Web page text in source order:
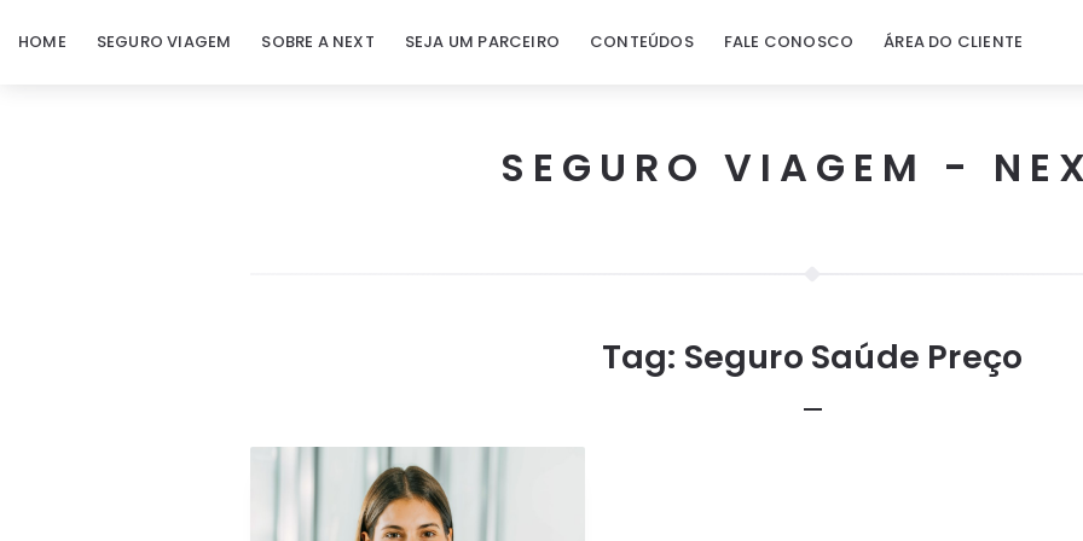
HOME SEGURO VIAGEM SOBRE A NEXT SEJA UM PARCEIRO CONTEÚDOS FALE CONOSCO ÁREA DO CLIENTE
SEGURO VIAGEM -
Tag: Seguro Saúde Preço